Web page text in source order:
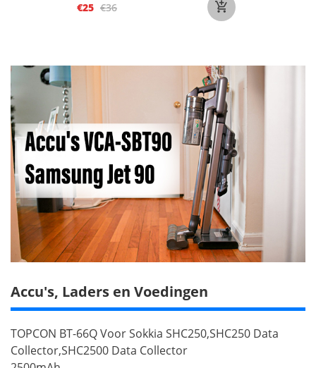
€25 €36
Accu's, Laders en Voedingen
TOPCON BT-66Q Voor Sokkia SHC250,SHC250 Data
Collector,SHC2500 Data Collector